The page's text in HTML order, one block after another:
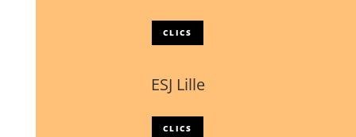
CLICS
ESJ Lille
CLICS